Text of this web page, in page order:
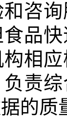
咨
品
相
责
的质